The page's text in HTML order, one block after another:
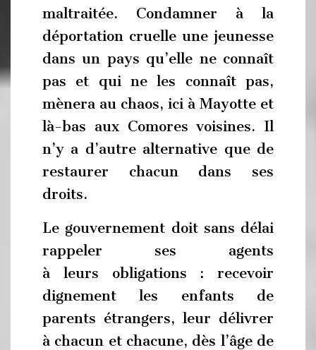
maltraitée. Condamner à la
déportation cruelle une jeunesse
dans un pays qu’elle ne connaît
pas et qui ne les connaît pas,
mènera au chaos, ici à Mayotte et
là-bas aux Comores voisines. Il
n’y a d’autre alternative que de
restaurer chacun dans ses
droits.
Le gouvernement doit sans délai
rappeler ses agents
à leurs obligations : recevoir
dignement les enfants de
parents étrangers, leur délivrer
à chacun et chacune, dès l’âge de